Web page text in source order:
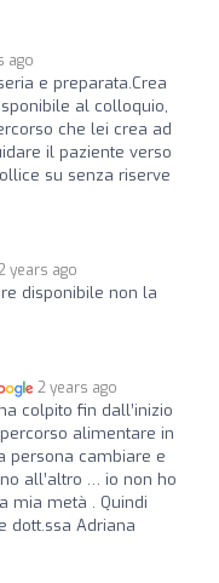
ago
e preparata.Crea
al colloquio,
che lei crea ad
il paziente verso
su senza riserve
years ago
disponibile non la
2 years ago
colpito fin dall’inizio
alimentare in
persona cambiare e
all’altro … io non ho
mia metà . Quindi
dott.ssa Adriana